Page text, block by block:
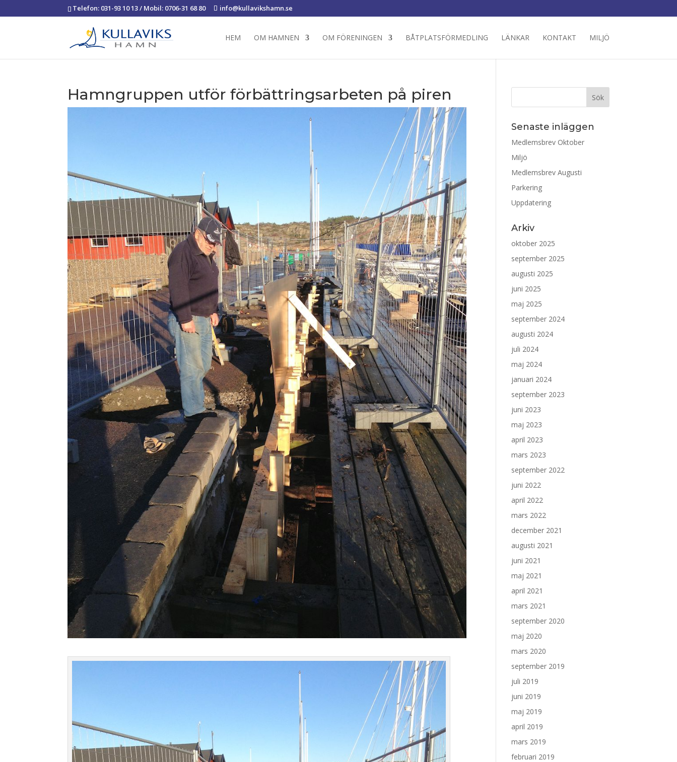
Telefon: 031-93 10 13 / Mobil: 0706-31 68 80 info@kullavikshamn.se
HEM OM HAMNEN OM FÖRENINGEN BÅTPLATSFÖRMEDLING LÄNKAR KONTAKT MILJÖ
Hamngruppen utför förbättringsarbeten på piren
Senaste inläggen
Medlemsbrev Oktober
Miljö
Medlemsbrev Augusti
Parkering
Uppdatering
Arkiv
oktober 2025
september 2025
augusti 2025
juni 2025
maj 2025
september 2024
augusti 2024
juli 2024
maj 2024
januari 2024
september 2023
juni 2023
maj 2023
april 2023
mars 2023
september 2022
juni 2022
april 2022
mars 2022
december 2021
augusti 2021
juni 2021
maj 2021
april 2021
mars 2021
september 2020
maj 2020
mars 2020
september 2019
juli 2019
juni 2019
maj 2019
april 2019
mars 2019
februari 2019